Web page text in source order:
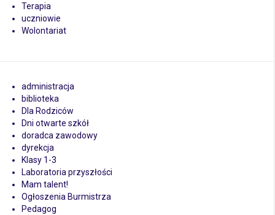
Terapia
uczniowie
Wolontariat
administracja
biblioteka
Dla Rodziców
Dni otwarte szkół
doradca zawodowy
dyrekcja
Klasy 1-3
Laboratoria przyszłości
Mam talent!
Ogłoszenia Burmistrza
Pedagog